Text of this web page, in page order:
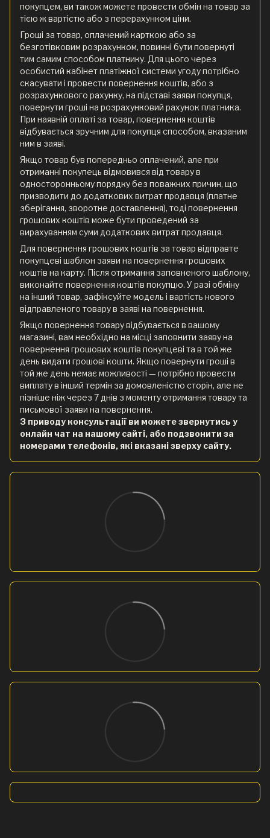
покупцем, ви також можете провести обмін на товар за
тією ж вартістю або з перерахунком ціни.
Гроші за товар, оплачений карткою або за
безготівковим розрахунком, повинні бути повернуті
тим самим способом платнику. Для цього через
особистий кабінет платіжної системи угоду потрібно
скасувати і провести повернення коштів, або з
розрахункового рахунку, на підставі заяви покупця,
повернути гроші на розрахунковий рахунок платника.
При наявній оплаті за товар, повернення коштів
відбувається зручним для покупця способом, вказаним
ним в заяві.
Якщо товар був попередньо оплачений, але при
отриманні покупець відмовився від товару в
односторонньому порядку без поважних причин, що
призводити до додаткових витрат продавця (платне
зберігання, зворотне доставлення), тоді повернення
грошових коштів може бути проведений за
вирахуванням суми додаткових витрат продавця.
Для повернення грошових коштів за товар відправте
покупцеві шаблон заяви на повернення грошових
коштів на карту. Після отримання заповненого шаблону,
виконайте повернення коштів покупцю. У разі обміну
на інший товар, зафіксуйте модель і вартість нового
відправленого товару в заяві на повернення.
Якщо повернення товару відбувається в вашому
магазині, вам необхідно на місці заповнити заяву на
повернення грошових коштів покупцеві та в той же
день видати грошові кошти. Якщо повернути гроші в
той же день немає можливості — потрібно провести
виплату в інший термін за домовленістю сторін, але не
пізніше ніж через 7 днів з моменту отримання товару та
письмової заяви на повернення.
З приводу консультації ви можете звернутись у
онлайн чат на нашому сайті, або подзвонити за
номерами телефонів, які вказані зверху сайту.